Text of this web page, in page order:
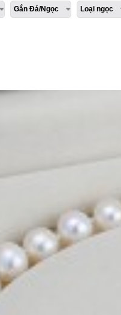
Gắn Đá/Ngọc Loại ngọc